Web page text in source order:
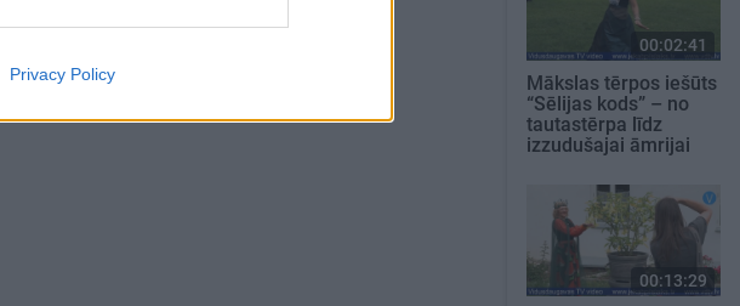
Privacy Policy
00:02:41
Mākslas tērpos iešūts
“Sēlijas kods” – no
tautastērpa līdz
izzudušajai āmrijai
00:13:29